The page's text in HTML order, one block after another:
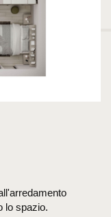
lo spazio.